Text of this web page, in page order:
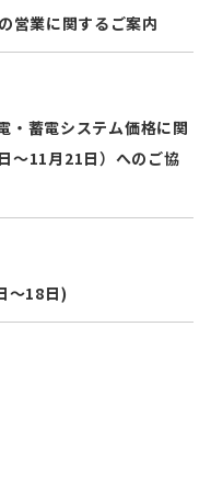
営業に関するご案内
・蓄電システム価格に関
～11月21日）へのご協
～18日)